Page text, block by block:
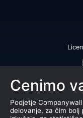
Cenimo
Podjetje
delovanje, za čim bolj